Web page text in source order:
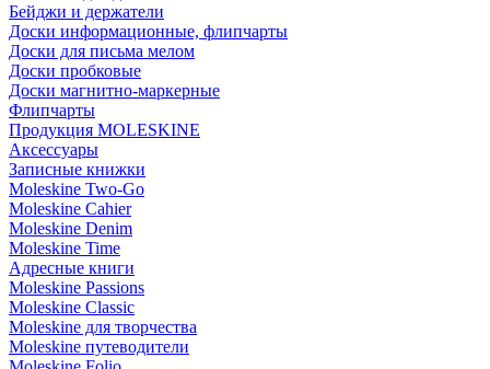
Бейджи и держатели
Доски информационные, флипчарты
Доски для письма мелом
Доски пробковые
Доски магнитно-маркерные
Флипчарты
Продукция MOLESKINE
Аксессуары
Записные книжки
Moleskine Two-Go
Moleskine Cahier
Moleskine Denim
Moleskine Time
Адресные книги
Moleskine Passions
Moleskine Classic
Moleskine для творчества
Moleskine путеводители